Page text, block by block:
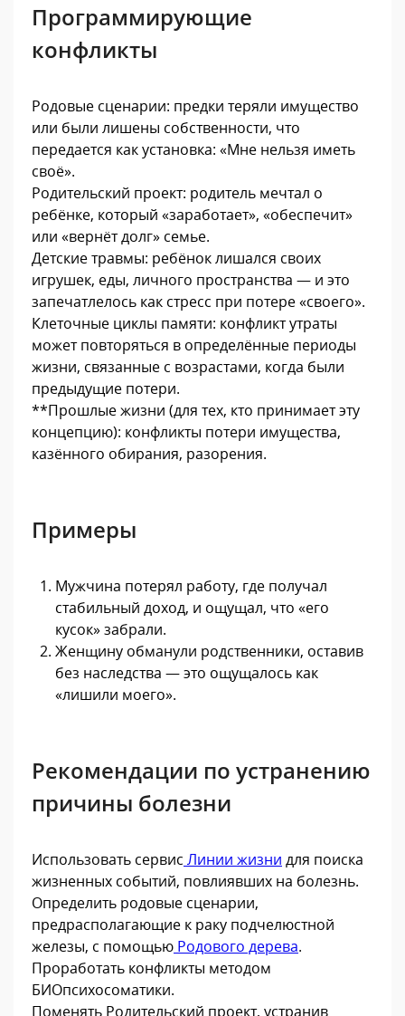
Программирующие
конфликты
Родовые сценарии: предки теряли имущество
или были лишены собственности, что
передается как установка: «Мне нельзя иметь
своё».
Родительский проект: родитель мечтал о
ребёнке, который «заработает», «обеспечит»
или «вернёт долг» семье.
Детские травмы: ребёнок лишался своих
игрушек, еды, личного пространства — и это
запечатлелось как стресс при потере «своего».
Клеточные циклы памяти: конфликт утраты
может повторяться в определённые периоды
жизни, связанные с возрастами, когда были
предыдущие потери.
**Прошлые жизни (для тех, кто принимает эту
концепцию): конфликты потери имущества,
казённого обирания, разорения.
Примеры
Мужчина потерял работу, где получал
стабильный доход, и ощущал, что «его
кусок» забрали.
Женщину обманули родственники, оставив
без наследства — это ощущалось как
«лишили моего».
Рекомендации по устранению
причины болезни
Использовать сервис Линии жизни для поиска
жизненных событий, повлиявших на болезнь.
Определить родовые сценарии,
предрасполагающие к раку подчелюстной
железы, с помощью Родового дерева.
Проработать конфликты методом
БИОпсихосоматики.
Поменять Родительский проект, устранив